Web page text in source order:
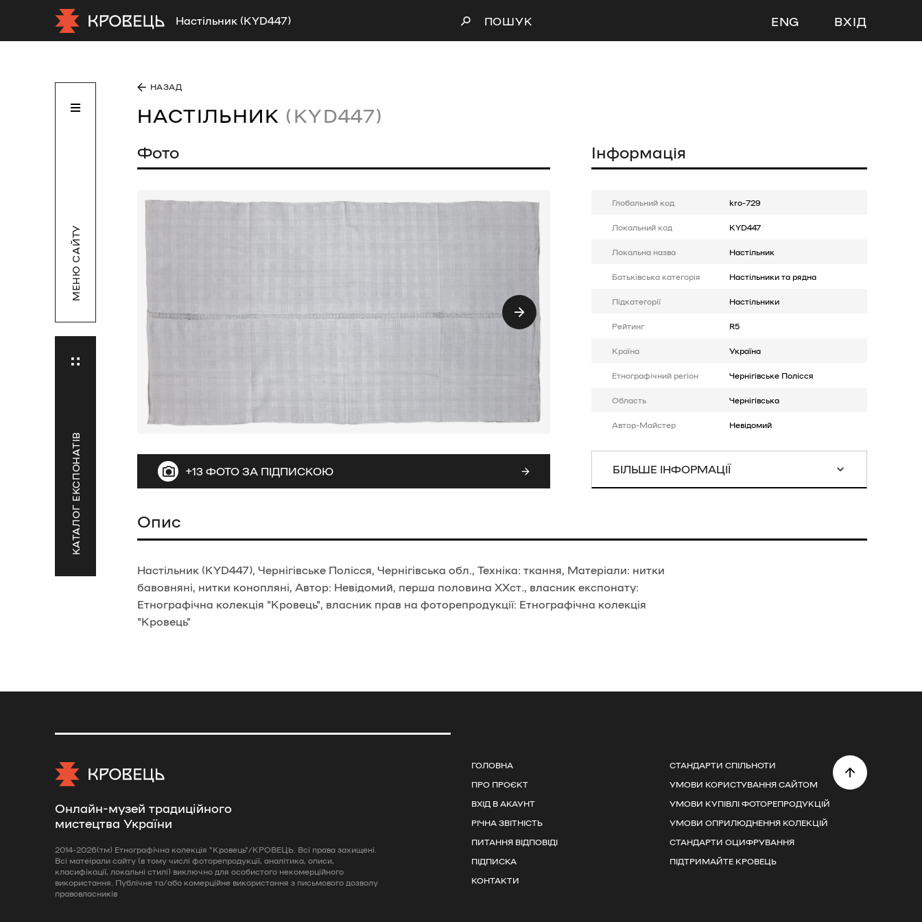
Настільник (KYD447) ПОШУК ENG ВХІД
МЕНЮ САЙТУ
КАТАЛОГ ЕКСПОНАТІВ
НАЗАД
НАСТІЛЬНИК (KYD447)
Фото
+13 ФОТО ЗА ПІДПИСКОЮ
Інформація
Глобальний код kro-729
Локальний код KYD447
Локальна назва Настільник
Батькiвська категорія Настільники та рядна
Підкатегорії Настільники
Рейтинг R5
Країна Україна
Етнографічний регіон Чернігівське Полісся
Область Чернігівська
Автор-Майстер Невідомий
БІЛЬШЕ ІНФОРМАЦІЇ
Опис
Настільник (KYD447), Чернігівське Полісся, Чернігівська обл., Техніка: ткання, Матеріали: нитки
бавовняні, нитки конопляні, Автор: Невідомий, перша половина ХХст., власник експонату:
Етнографічна колекція "Кровець", власник прав на фоторепродукції: Етнографічна колекція
"Кровець"
Онлайн-музей традиційного
мистецтва України
2014-2026(тм) Етнографічна колекція "Кровець"/КРОВЕЦЬ. Всі права захищені.
Всі матеірали сайту (в тому числі фоторепродукції, аналітика, описи,
класифікації, локальні стилі) виключно для особистого некомерційного
використання. Публічне та/або комерційне використання з письмового дозволу
правовласників
ГОЛОВНА
СТАНДАРТИ СПІЛЬНОТИ
ПРО ПРОЄКТ
УМОВИ КОРИСТУВАННЯ САЙТОМ
ВХІД В АКАУНТ
УМОВИ КУПІВЛІ ФОТОРЕПРОДУКЦІЙ
РІЧНА ЗВІТНІСТЬ
УМОВИ ОПРИЛЮДНЕННЯ КОЛЕКЦІЙ
ПИТАННЯ ВІДПОВІДІ
СТАНДАРТИ ОЦИФРУВАННЯ
ПІДПИСКА
ПІДТРИМАЙТЕ КРОВЕЦЬ
КОНТАКТИ